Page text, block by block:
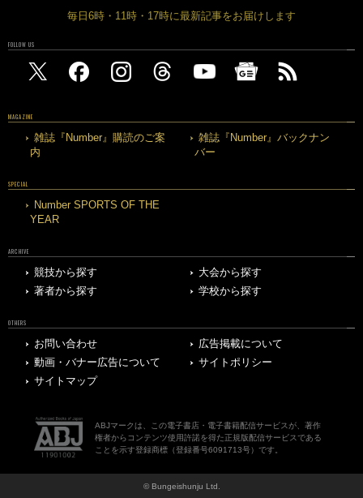
毎日6時・11時・17時に最新記事をお届けします
FOLLOW US
MAGAZINE
雑誌『Number』購読のご案
内
雑誌『Number』バックナン
バー
SPECIAL
Number SPORTS OF THE
YEAR
ARCHIVE
競技から探す
大会から探す
著者から探す
学校から探す
OTHERS
お問い合わせ
広告掲載について
動画・バナー広告について
サイトポリシー
サイトマップ
ABJマークは、この電子書店・電子書籍配信サービスが、著作
権者からコンテンツ使用許諾を得た正規版配信サービスである
ことを示す登録商標（登録番号6091713号）です。
© Bungeishunju Ltd.